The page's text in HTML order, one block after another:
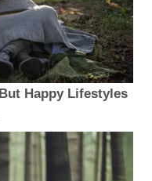
Happy Lifestyles